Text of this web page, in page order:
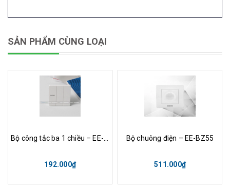
SẢN PHẨM CÙNG LOẠI
192.000₫
Bộ chuông điện – EE-BZ55
511.000₫